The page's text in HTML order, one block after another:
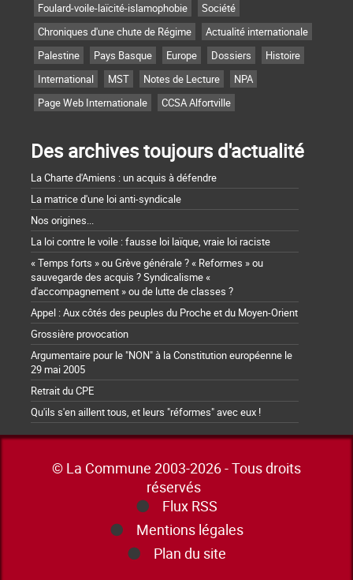
Foulard-voile-laïcité-islamophobie
Société
Chroniques d'une chute de Régime
Actualité internationale
Palestine
Pays Basque Europe Dossiers
Histoire
International
MST Notes de Lecture
NPA
Page Web Internationale
CCSA Alfortville
Des archives toujours d'actualité
La Charte d'Amiens : un acquis à défendre
La matrice d'une loi anti-syndicale
Nos origines...
La loi contre le voile : fausse loi laïque, vraie loi raciste
« Temps forts » ou Grève générale ? « Reformes » ou
sauvegarde des acquis ? Syndicalisme «
d'accompagnement » ou de lutte de classes ?
Appel : Aux côtés des peuples du Proche et du Moyen-Orient
Grossière provocation
Argumentaire pour le "NON" à la Constitution européenne le
29 mai 2005
Retrait du CPE
Qu'ils s'en aillent tous, et leurs "réformes" avec eux !
© La Commune 2003-2026 - Tous droits
réservés
Flux RSS
Mentions légales
Plan du site